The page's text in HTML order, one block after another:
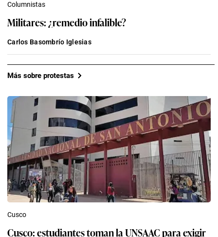
Columnistas
Militares: ¿remedio infalible?
Carlos Basombrío Iglesias
Más sobre protestas
Cusco
Cusco: estudiantes toman la UNSAAC para exigir